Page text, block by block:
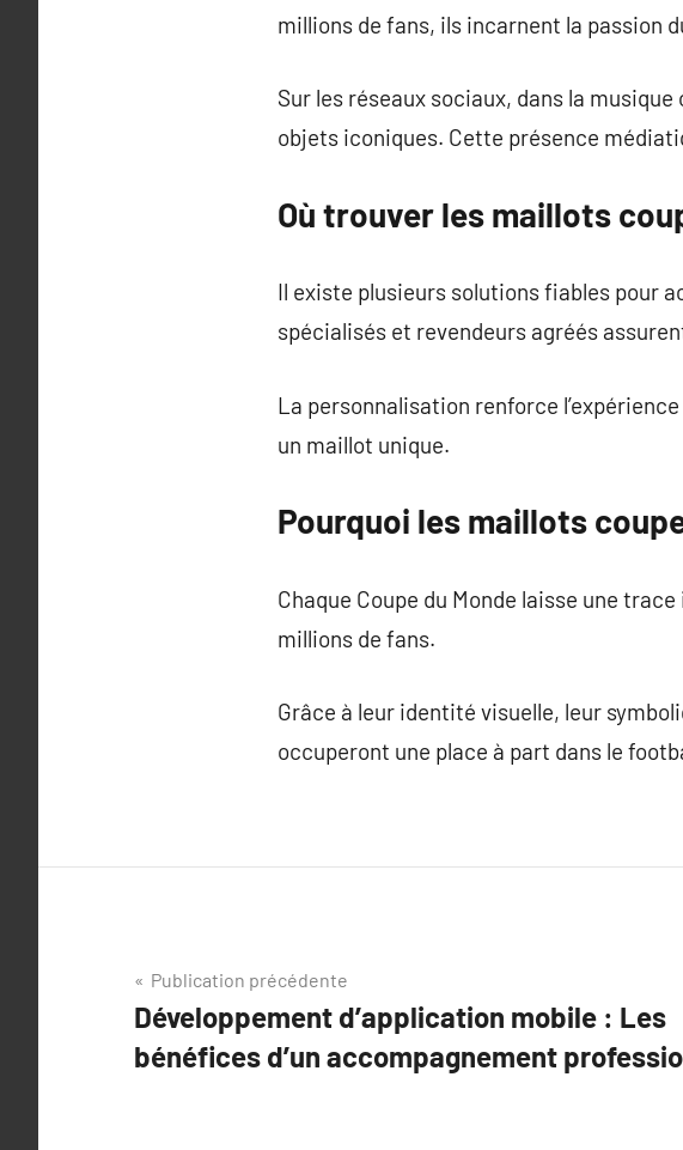
millions de fans, ils incarnent la passion
Sur les réseaux sociaux, dans la
objets iconiques. Cette présence
Où trouver les maillots
Il existe plusieurs solutions fiables pour
spécialisés et revendeurs agréés
La personnalisation renforce
un maillot unique.
Pourquoi les maillots
Chaque Coupe du Monde laisse une
millions de fans.
Grâce à leur identité visuelle, leur
occuperont une place à part dans le
Navigation
de
l’article
Publication précédente
Développement d’application mobile : Les
bénéfices d’un accompagnement